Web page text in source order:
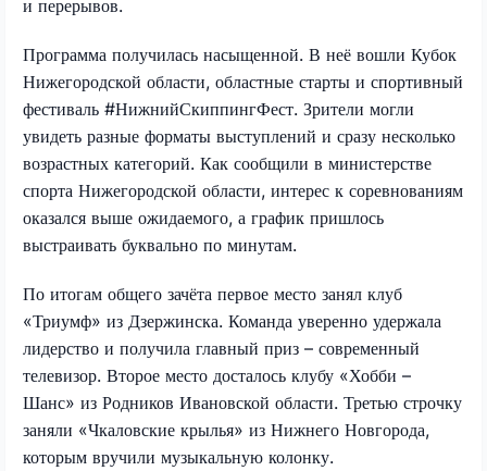
и перерывов.
Программа получилась насыщенной. В неё вошли Кубок
Нижегородской области, областные старты и спортивный
фестиваль #НижнийСкиппингФест. Зрители могли
увидеть разные форматы выступлений и сразу несколько
возрастных категорий. Как сообщили в министерстве
спорта Нижегородской области, интерес к соревнованиям
оказался выше ожидаемого, а график пришлось
выстраивать буквально по минутам.
По итогам общего зачёта первое место занял клуб
«Триумф» из Дзержинска. Команда уверенно удержала
лидерство и получила главный приз – современный
телевизор. Второе место досталось клубу «Хобби –
Шанс» из Родников Ивановской области. Третью строчку
заняли «Чкаловские крылья» из Нижнего Новгорода,
которым вручили музыкальную колонку.